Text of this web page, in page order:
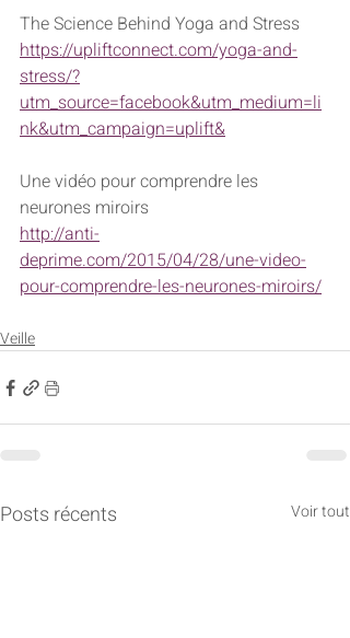
The Science Behind Yoga and Stress
https://upliftconnect.com/yoga-and-
stress/?
utm_source=facebook&utm_medium=li
nk&utm_campaign=uplift&
Une vidéo pour comprendre les
neurones miroirs
http://anti-
deprime.com/2015/04/28/une-video-
pour-comprendre-les-neurones-miroirs/
Veille
Posts récents Voir tout